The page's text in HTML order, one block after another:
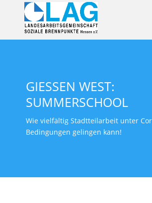
GIESSEN WEST: S
UMMERSCHOOL
Wie vielfältig Stadtteilarbeit unter
Bedingungen gelingen kann!